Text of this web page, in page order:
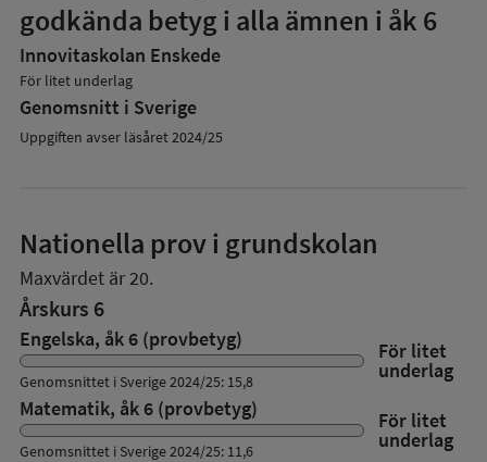
godkända betyg i alla ämnen i åk 6
Innovitaskolan Enskede
För litet underlag
Genomsnitt i Sverige
Uppgiften avser läsåret 2024/25
Nationella prov i grundskolan
Maxvärdet är 20.
Årskurs 6
Engelska, åk 6 (provbetyg) För litet
underlag
Genomsnittet i Sverige 2024/25: 15,8
Matematik, åk 6 (provbetyg) För litet
underlag
Genomsnittet i Sverige 2024/25: 11,6